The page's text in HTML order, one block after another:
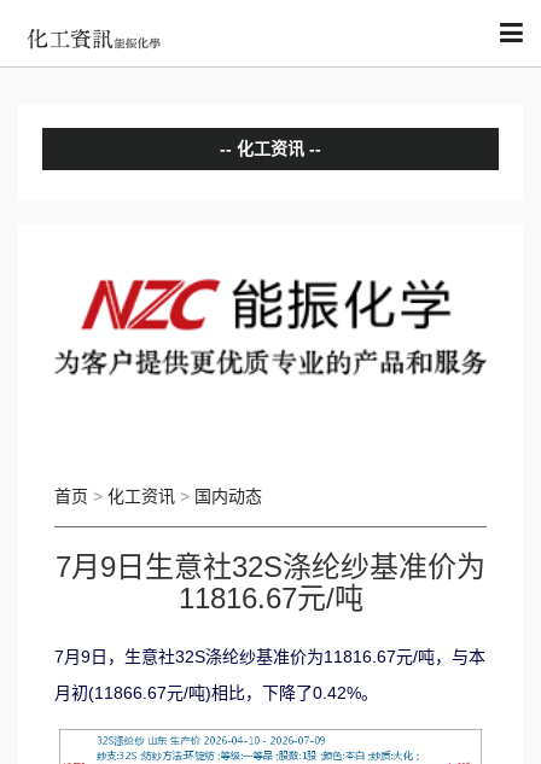
化工资讯
国际动态
首页 > 化工资讯 > 国内动态
7月9日生意社32S涤纶纱基准价为
11816.67元/吨
7月9日，生意社32S涤纶纱基准价为11816.67元/吨，与本
月初(11866.67元/吨)相比，下降了0.42%。